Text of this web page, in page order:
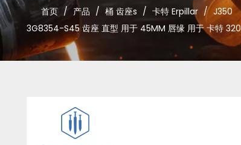
首页 / 产品 / 桶 齿座s / 卡特 Erpillar / J350
3G8354-S45 齿座 直型 用于 45MM 唇缘 用于 卡特 320